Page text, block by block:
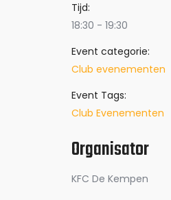
Tijd:
18:30 - 19:30
Event categorie:
Club evenementen
Event Tags:
Club Evenementen
Organisator
KFC De Kempen